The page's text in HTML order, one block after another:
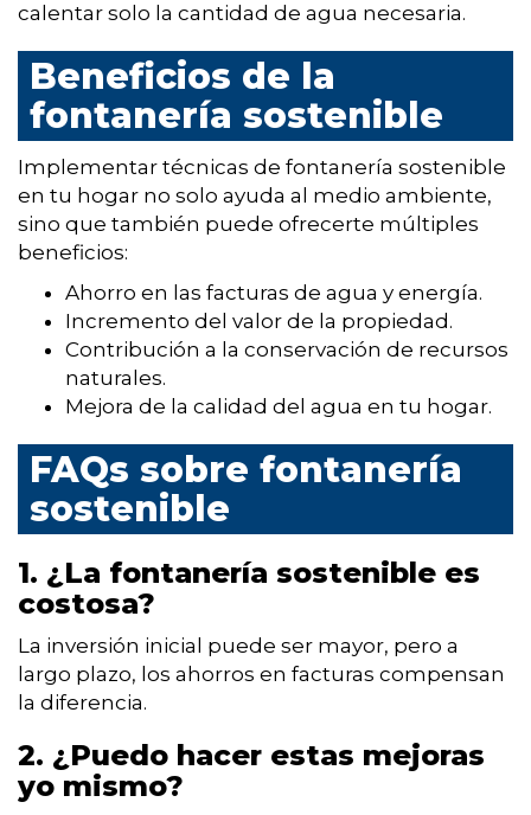
calentar solo la cantidad de agua necesaria.
Beneficios de la
fontanería sostenible
Implementar técnicas de fontanería sostenible
en tu hogar no solo ayuda al medio ambiente,
sino que también puede ofrecerte múltiples
beneficios:
Ahorro en las facturas de agua y energía.
Incremento del valor de la propiedad.
Contribución a la conservación de recursos
naturales.
Mejora de la calidad del agua en tu hogar.
FAQs sobre fontanería
sostenible
1. ¿La fontanería sostenible es
costosa?
La inversión inicial puede ser mayor, pero a
largo plazo, los ahorros en facturas compensan
la diferencia.
2. ¿Puedo hacer estas mejoras
yo mismo?